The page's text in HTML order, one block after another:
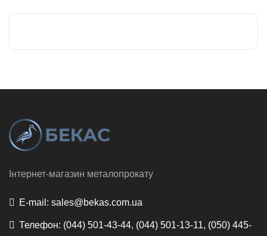
Інтернет-магазин металопрокату
E-mail: sales@bekas.com.ua
Телефон: (044) 501-43-44, (044) 501-13-11, (050) 445-